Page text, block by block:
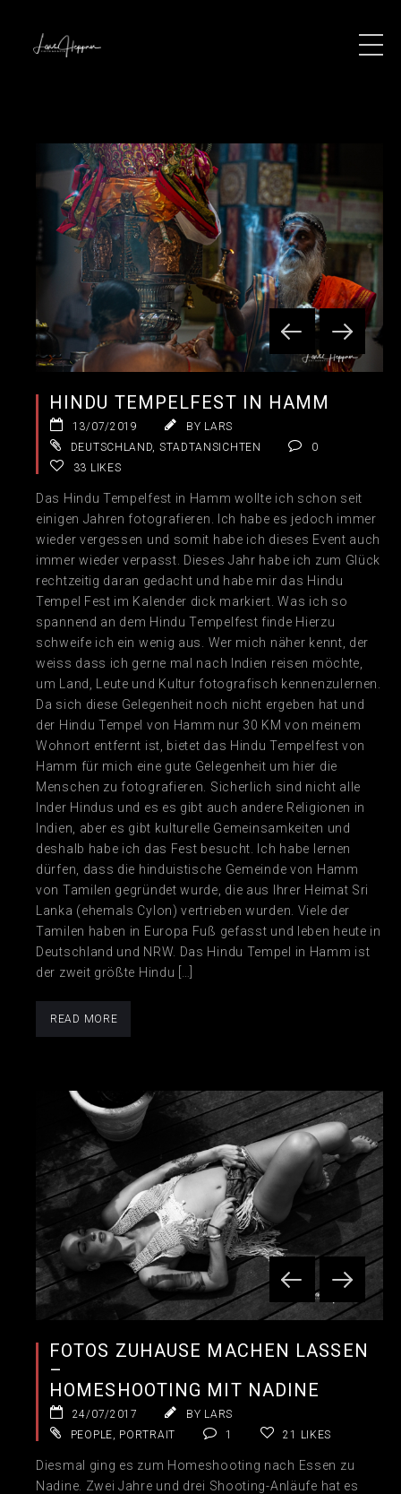
HINDU TEMPELFEST IN HAMM
13/07/2019
BY LARS
DEUTSCHLAND, STADTANSICHTEN
0
33 LIKES
Das Hindu Tempelfest in Hamm wollte ich schon seit
einigen Jahren fotografieren. Ich habe es jedoch immer
wieder vergessen und somit habe ich dieses Event auch
immer wieder verpasst. Dieses Jahr habe ich zum Glück
rechtzeitig daran gedacht und habe mir das Hindu
Tempel Fest im Kalender dick markiert. Was ich so
spannend an dem Hindu Tempelfest finde Hierzu
schweife ich ein wenig aus. Wer mich näher kennt, der
weiss dass ich gerne mal nach Indien reisen möchte,
um Land, Leute und Kultur fotografisch kennenzulernen.
Da sich diese Gelegenheit noch nicht ergeben hat und
der Hindu Tempel von Hamm nur 30 KM von meinem
Wohnort entfernt ist, bietet das Hindu Tempelfest von
Hamm für mich eine gute Gelegenheit um hier die
Menschen zu fotografieren. Sicherlich sind nicht alle
Inder Hindus und es es gibt auch andere Religionen in
Indien, aber es gibt kulturelle Gemeinsamkeiten und
deshalb habe ich das Fest besucht. Ich habe lernen
dürfen, dass die hinduistische Gemeinde von Hamm
von Tamilen gegründet wurde, die aus Ihrer Heimat Sri
Lanka (ehemals Cylon) vertrieben wurden. Viele der
Tamilen haben in Europa Fuß gefasst und leben heute in
Deutschland und NRW. Das Hindu Tempel in Hamm ist
der zweit größte Hindu […]
READ MORE
FOTOS ZUHAUSE MACHEN LASSEN
–
HOMESHOOTING MIT NADINE
24/07/2017
BY LARS
PEOPLE
PORTRAIT 1 21 LIKES
Diesmal ging es zum Homeshooting nach Essen zu
Nadine. Zwei Jahre und drei Shooting-Anläufe hat es